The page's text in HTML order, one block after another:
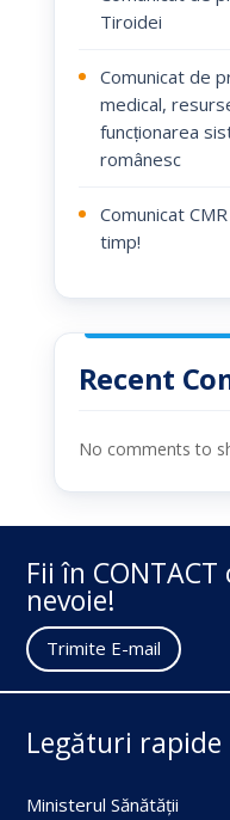
Tiroidei
Comunicat de
medical,
funcționarea
românesc
Comunicat
timp!
Recent
No comments to
Fii în
nevoie!
Trimite E-mail
Legături rapide
Ministerul Sănătății